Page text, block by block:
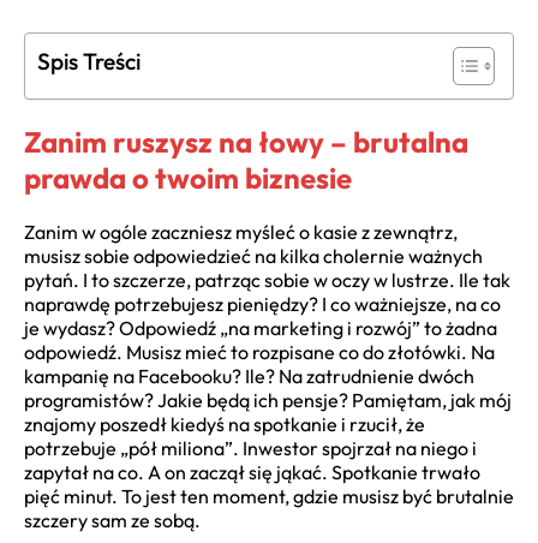
Spis Treści
Zanim ruszysz na łowy – brutalna
prawda o twoim biznesie
Zanim w ogóle zaczniesz myśleć o kasie z zewnątrz,
musisz sobie odpowiedzieć na kilka cholernie ważnych
pytań. I to szczerze, patrząc sobie w oczy w lustrze. Ile tak
naprawdę potrzebujesz pieniędzy? I co ważniejsze, na co
je wydasz? Odpowiedź „na marketing i rozwój” to żadna
odpowiedź. Musisz mieć to rozpisane co do złotówki. Na
kampanię na Facebooku? Ile? Na zatrudnienie dwóch
programistów? Jakie będą ich pensje? Pamiętam, jak mój
znajomy poszedł kiedyś na spotkanie i rzucił, że
potrzebuje „pół miliona”. Inwestor spojrzał na niego i
zapytał na co. A on zaczął się jąkać. Spotkanie trwało
pięć minut. To jest ten moment, gdzie musisz być brutalnie
szczery sam ze sobą.